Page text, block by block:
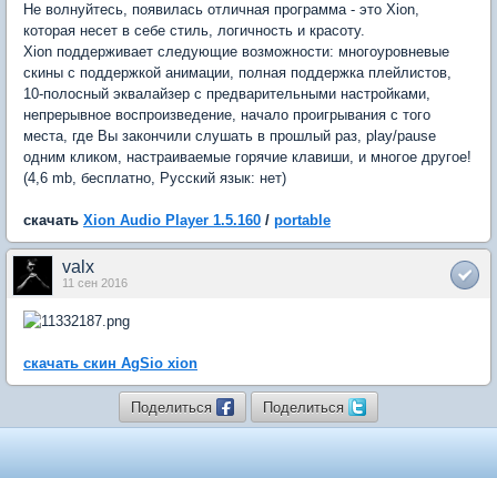
Не волнуйтесь, появилась отличная программа - это Xion,
которая несет в себе стиль, логичность и красоту.
Xion поддерживает следующие возможности: многоуровневые
скины с поддержкой анимации, полная поддержка плейлистов,
10-полосный эквалайзер с предварительными настройками,
непрерывное воспроизведение, начало проигрывания с того
места, где Вы закончили слушать в прошлый раз, play/pause
одним кликом, настраиваемые горячие клавиши, и многое другое!
(4,6 mb, бесплатно, Русский язык: нет)
скачать Xion Audio Player 1.5.160 / portable
valx
11 сен 2016
скачать скин AgSio xion
Поделиться Поделиться